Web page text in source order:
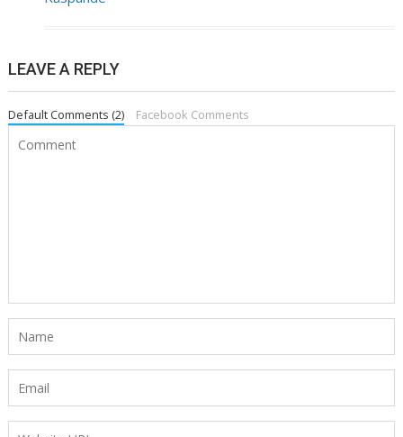
LEAVE A REPLY
Default Comments (2) Facebook Comments